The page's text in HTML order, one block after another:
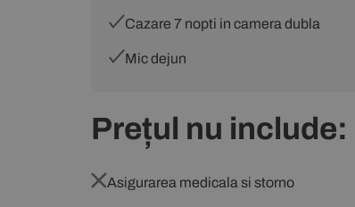
Cazare 7 nopti in camera dubla
Mic dejun
Prețul nu include:
Asigurarea medicala si storno